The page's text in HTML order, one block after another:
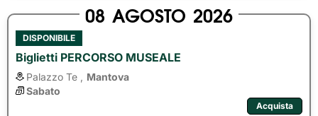
08 AGOSTO 2026
DISPONIBILE
Biglietti PERCORSO MUSEALE
Palazzo Te ,
Mantova
Sabato
Acquista